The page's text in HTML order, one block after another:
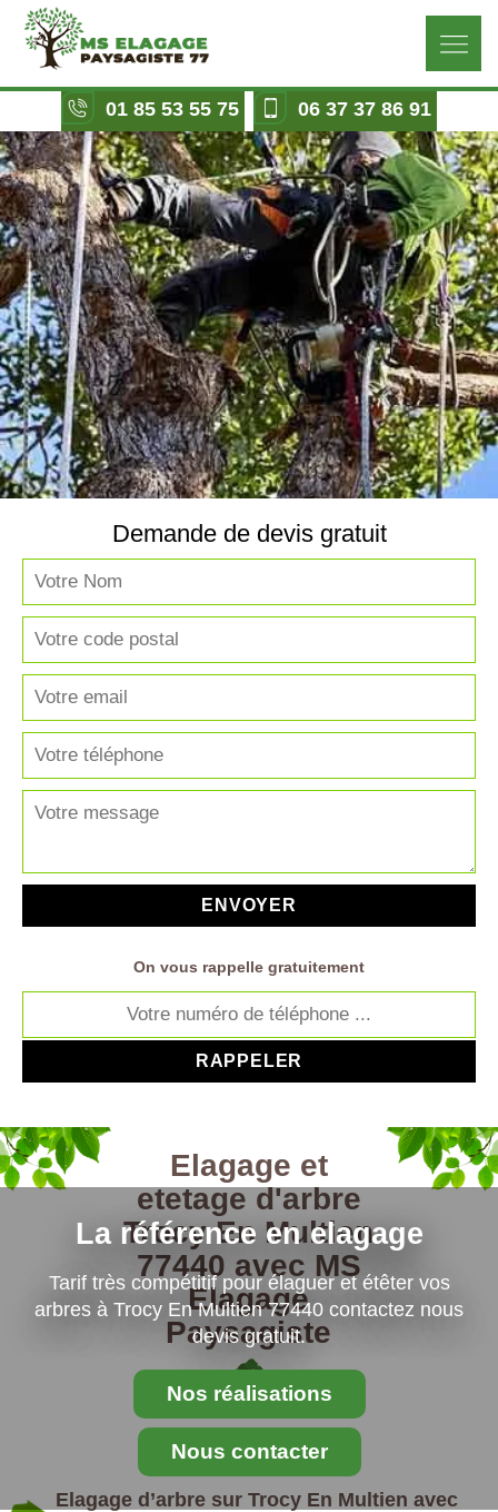
01 85 53 55 75 06 37 37 86 91
La référence en elagage
Tarif très compétitif pour élaguer et étêter vos
arbres à Trocy En Multien 77440 contactez nous
devis gratuit.
Nos réalisations
Nous contacter
Demande de devis gratuit
On vous rappelle gratuitement
Elagage et
etetage d'arbre
Trocy En Multien
77440 avec MS
Elagage
Paysagiste
Elagage d’arbre sur Trocy En Multien avec